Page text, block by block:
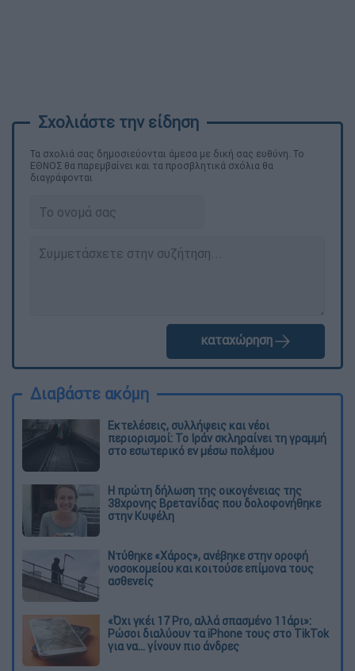
Τα σχολιά σας δημοσιεύονται άμεσα με δική σας ευθύνη. Το
ΕΘΝΟΣ θα παρεμβαίνει και τα προσβλητικά σχόλια θα
διαγράφονται
καταχώρηση
Διαβάστε ακόμη
Εκτελέσεις, συλλήψεις και νέοι
περιορισμοί: Το Ιράν σκληραίνει τη γραμμή
στο εσωτερικό εν μέσω πολέμου
Η πρώτη δήλωση της οικογένειας της
38χρονης Βρετανίδας που δολοφονήθηκε
στην Κυψέλη
Ντύθηκε «Χάρος», ανέβηκε στην οροφή
νοσοκομείου και κοιτούσε επίμονα τους
ασθενείς
«Όχι γκέι 17 Pro, αλλά σπασμένο 11άρι»:
Ρώσοι διαλύουν τα iPhone τους στο TikTok
για να... γίνουν πιο άνδρες